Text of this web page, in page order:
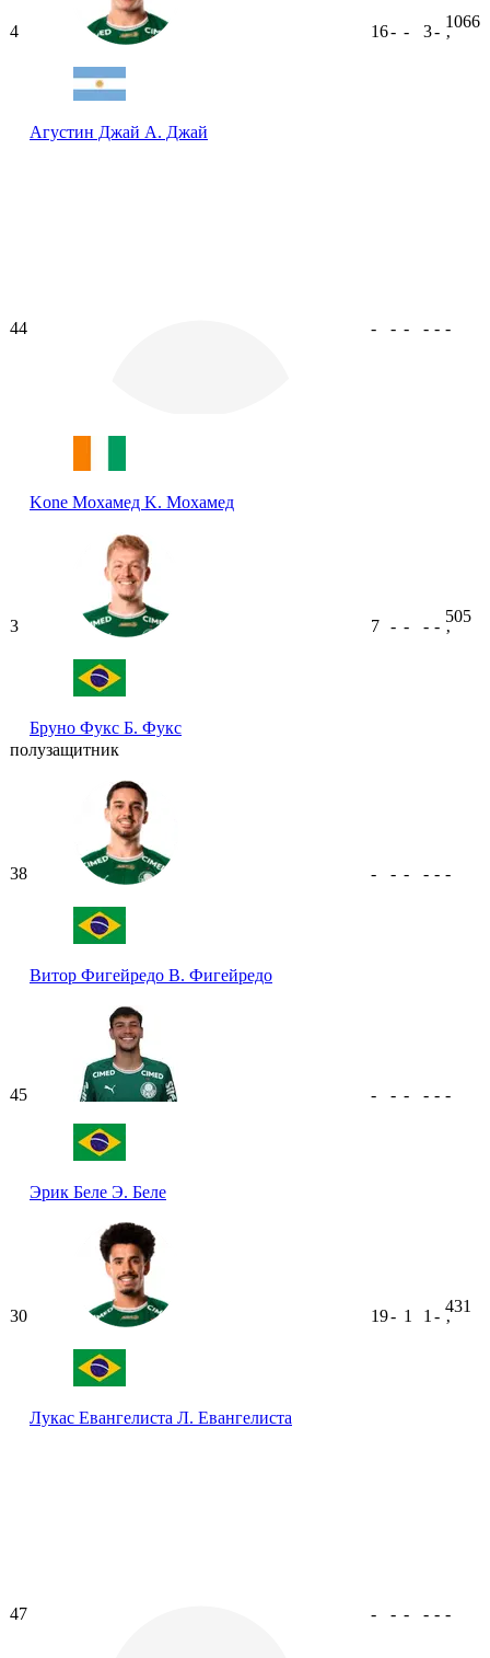
4
Агустин Джай А. Джай
16- - 3-
1066
ʼ
44
Kone Мохамед K. Мохамед
- - - - - -
3
Бруно Фукс Б. Фукс
7 - - - -
505
ʼ
полузащитник
38
Витор Фигейредо В. Фигейредо
- - - - - -
45
Эрик Беле Э. Беле
- - - - - -
30
Лукас Евангелиста Л. Евангелиста
19- 1 1 -
431
ʼ
47 - - - - - -